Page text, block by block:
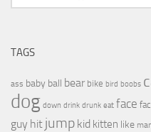
TAGS
ass baby ball bear bike bird boobs
dog down drink drunk eat face
guy hit jump kid kitten like